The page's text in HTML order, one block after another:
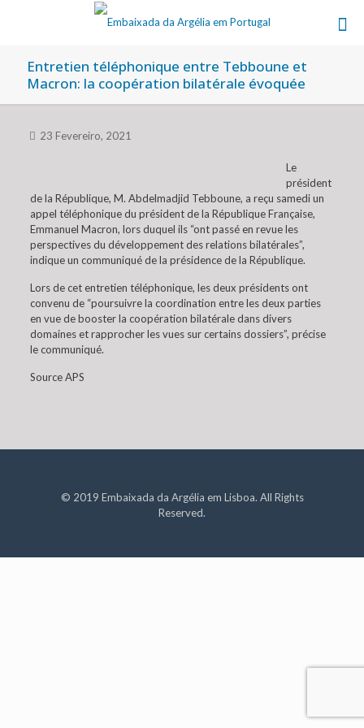
Entretien téléphonique entre Tebboune et
Macron: la coopération bilatérale évoquée
23 Fevereiro, 2021
Le
président
de la République, M. Abdelmadjid Tebboune, a reçu samedi un
appel téléphonique du président de la République Française,
Emmanuel Macron, lors duquel ils “ont passé en revue les
perspectives du développement des relations bilatérales”,
indique un communiqué de la présidence de la République.
Lors de cet entretien téléphonique, les deux présidents ont
convenu de “poursuivre la coordination entre les deux parties
en vue de booster la coopération bilatérale dans divers
domaines et rapprocher les vues sur certains dossiers”, précise
le communiqué.
Source APS
© 2019 Embaixada da Argélia em Lisboa. All Rights
Reserved.